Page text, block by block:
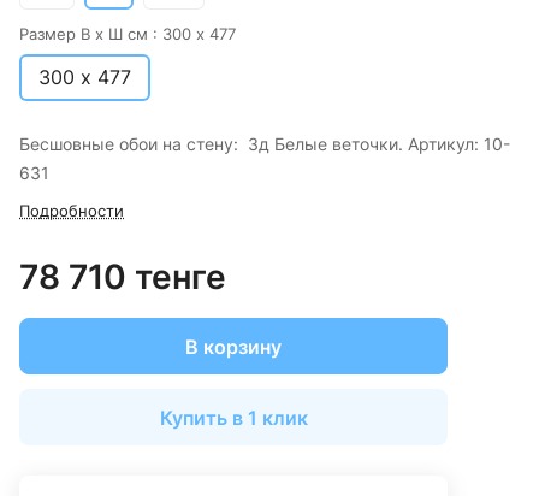
Размер В х Ш см : 300 х 477
300 х 477
Бесшовные обои на стену: 3д Белые веточки. Артикул: 10-
631
Подробности
78 710 тенге
В корзину
Купить в 1 клик